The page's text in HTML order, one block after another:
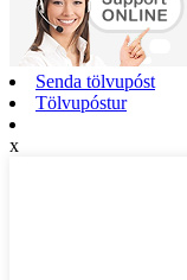
Senda tölvupóst
Tölvupóstur
x